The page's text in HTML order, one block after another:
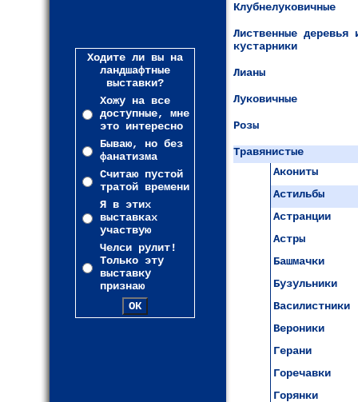
Ходите ли вы на
ландшафтные
выставки?
Хожу на все
доступные, мне
это интересно
Бываю, но без
фанатизма
Считаю пустой
тратой времени
Я в этих
выставках
участвую
Челси рулит!
Только эту
выставку
признаю
Клубнелуковичные
Лиственные деревья
кустарники
Лианы
Луковичные
Розы
Травянистые
Акониты
Астильбы
Астранции
Астры
Башмачки
Бузульники
Василистники
Вероники
Герани
Горечавки
Горянки